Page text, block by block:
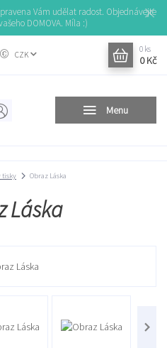
Vám udělat radost. Objednávejte
DOMOVA. Míla :)
Menu
CZK
0 ks
0 Kč
tisky Obraz Láska
Láska